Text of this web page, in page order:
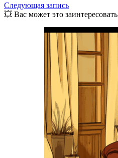
Следующая запись
💥 Вас может это заинтересовать